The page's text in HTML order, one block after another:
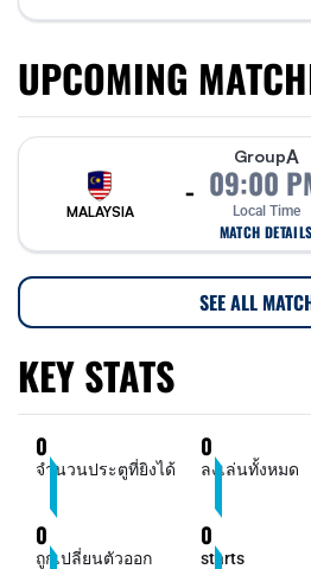
UPCOMING
MALAYSIA
-
GroupA
09:00
Local Time
MATCH DETAILS
SEE ALL
KEY STATS
0
จำนวนประตูที่ยิงได้
0
ลงเล่นทั้งหมด
0
ถูกเปลี่ยนตัวออก
0
starts